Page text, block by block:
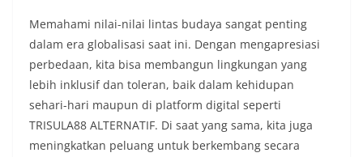
Memahami nilai-nilai lintas budaya sangat penting
dalam era globalisasi saat ini. Dengan mengapresiasi
perbedaan, kita bisa membangun lingkungan yang
lebih inklusif dan toleran, baik dalam kehidupan
sehari-hari maupun di platform digital seperti
TRISULA88 ALTERNATIF. Di saat yang sama, kita juga
meningkatkan peluang untuk berkembang secara